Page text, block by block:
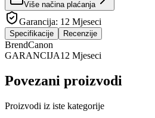
Više načina plaćanja
Garancija: 12 Mjeseci
Specifikacije Recenzije
BrendCanon
GARANCIJA12 Mjeseci
Povezani proizvodi
Proizvodi iz iste kategorije